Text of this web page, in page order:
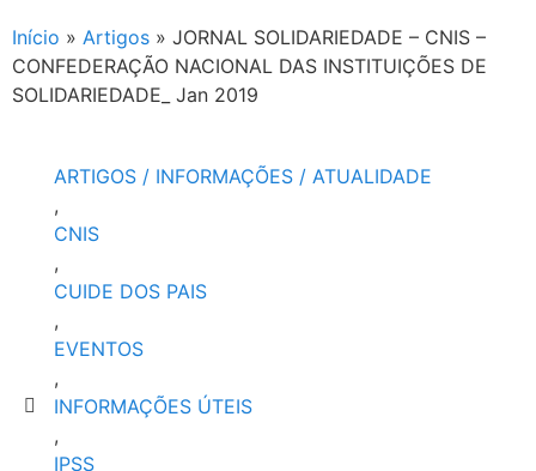
Início » Artigos » JORNAL SOLIDARIEDADE – CNIS –
CONFEDERAÇÃO NACIONAL DAS INSTITUIÇÕES DE
SOLIDARIEDADE_ Jan 2019
ARTIGOS / INFORMAÇÕES / ATUALIDADE
,
CNIS
,
CUIDE DOS PAIS
,
EVENTOS
,
INFORMAÇÕES ÚTEIS
,
IPSS